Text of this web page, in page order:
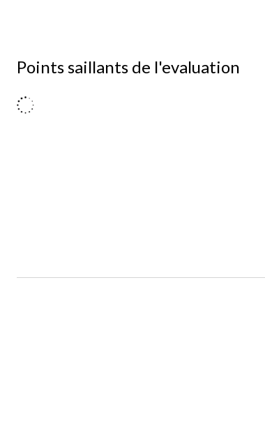
Points saillants de l'evaluation